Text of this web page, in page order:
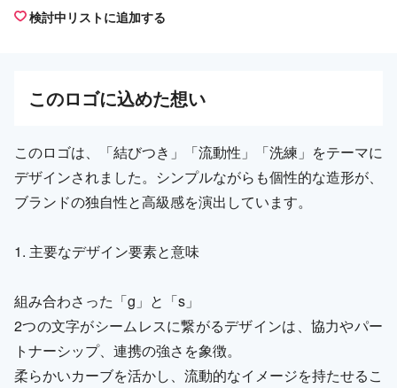
検討中リストに追加する
このロゴに込めた想い
このロゴは、「結びつき」「流動性」「洗練」をテーマに
デザインされました。シンプルながらも個性的な造形が、
ブランドの独自性と高級感を演出しています。
1. 主要なデザイン要素と意味
組み合わさった「g」と「s」
2つの文字がシームレスに繋がるデザインは、協力やパー
トナーシップ、連携の強さを象徴。
柔らかいカーブを活かし、流動的なイメージを持たせるこ